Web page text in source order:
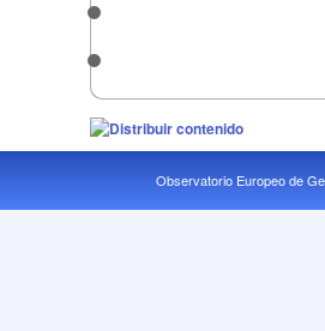
Observatorio Europeo de